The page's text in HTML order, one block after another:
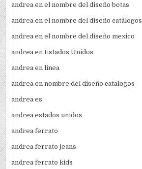
andrea en el nombre del diseño botas
andrea en el nombre del diseño catálogos
andrea en el nombre del diseño mexico
andrea en Estados Unidos
andrea en linea
andrea en nombre del diseño catalogos
andrea es
andrea estados unidos
andrea ferrato
andrea ferrato jeans
andrea ferrato kids